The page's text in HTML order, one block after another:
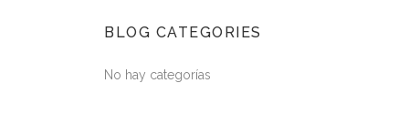
BLOG CATEGORIES
No hay categorías